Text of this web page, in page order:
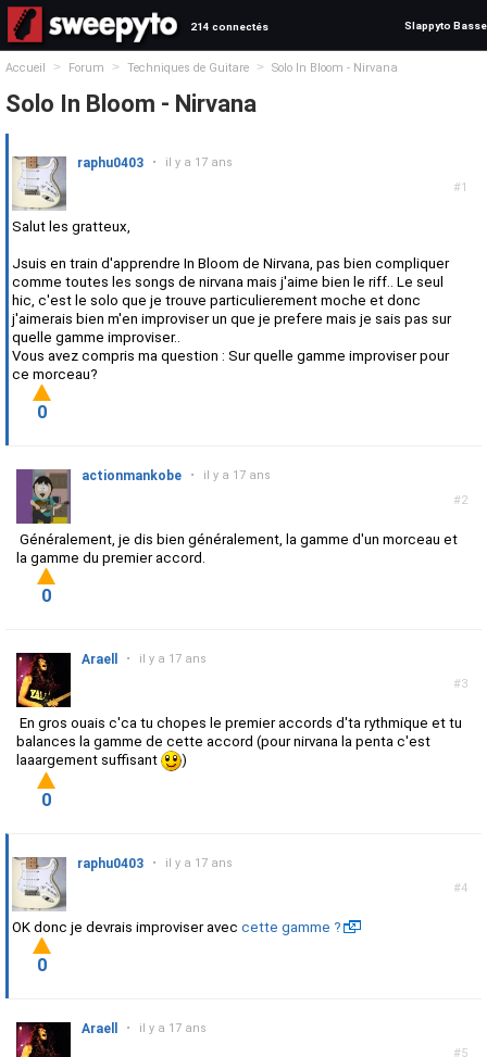
214 connectés Slappyto Basse
Accueil > Forum > Techniques de Guitare > Solo In Bloom - Nirvana
Solo In Bloom - Nirvana
#1
raphu0403 • il y a 17 ans
Salut les gratteux,
Jsuis en train d'apprendre In Bloom de Nirvana, pas bien compliquer
comme toutes les songs de nirvana mais j'aime bien le riff.. Le seul
hic, c'est le solo que je trouve particulierement moche et donc
j'aimerais bien m'en improviser un que je prefere mais je sais pas sur
quelle gamme improviser..
Vous avez compris ma question : Sur quelle gamme improviser pour
ce morceau?
0
#2
actionmankobe • il y a 17 ans
Généralement, je dis bien généralement, la gamme d'un morceau et
la gamme du premier accord.
0
#3
Araell • il y a 17 ans
En gros ouais c'ca tu chopes le premier accords d'ta rythmique et tu
balances la gamme de cette accord (pour nirvana la penta c'est
laaargement suffisant
)
0
#4
raphu0403 • il y a 17 ans
OK donc je devrais improviser avec cette gamme ?
0
#5
Araell • il y a 17 ans